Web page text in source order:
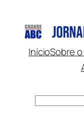
conteúdo
InícioSobre o